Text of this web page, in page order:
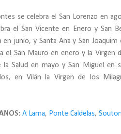
se celebra el San Lorenzo en
el San Vicente en Enero y San
en junio, y Santa Ana y San
el San Mauro en enero y la
la Salud en mayo y San Miguel en
en Vilán la Virgen de los
A Lama, Ponte Caldelas,